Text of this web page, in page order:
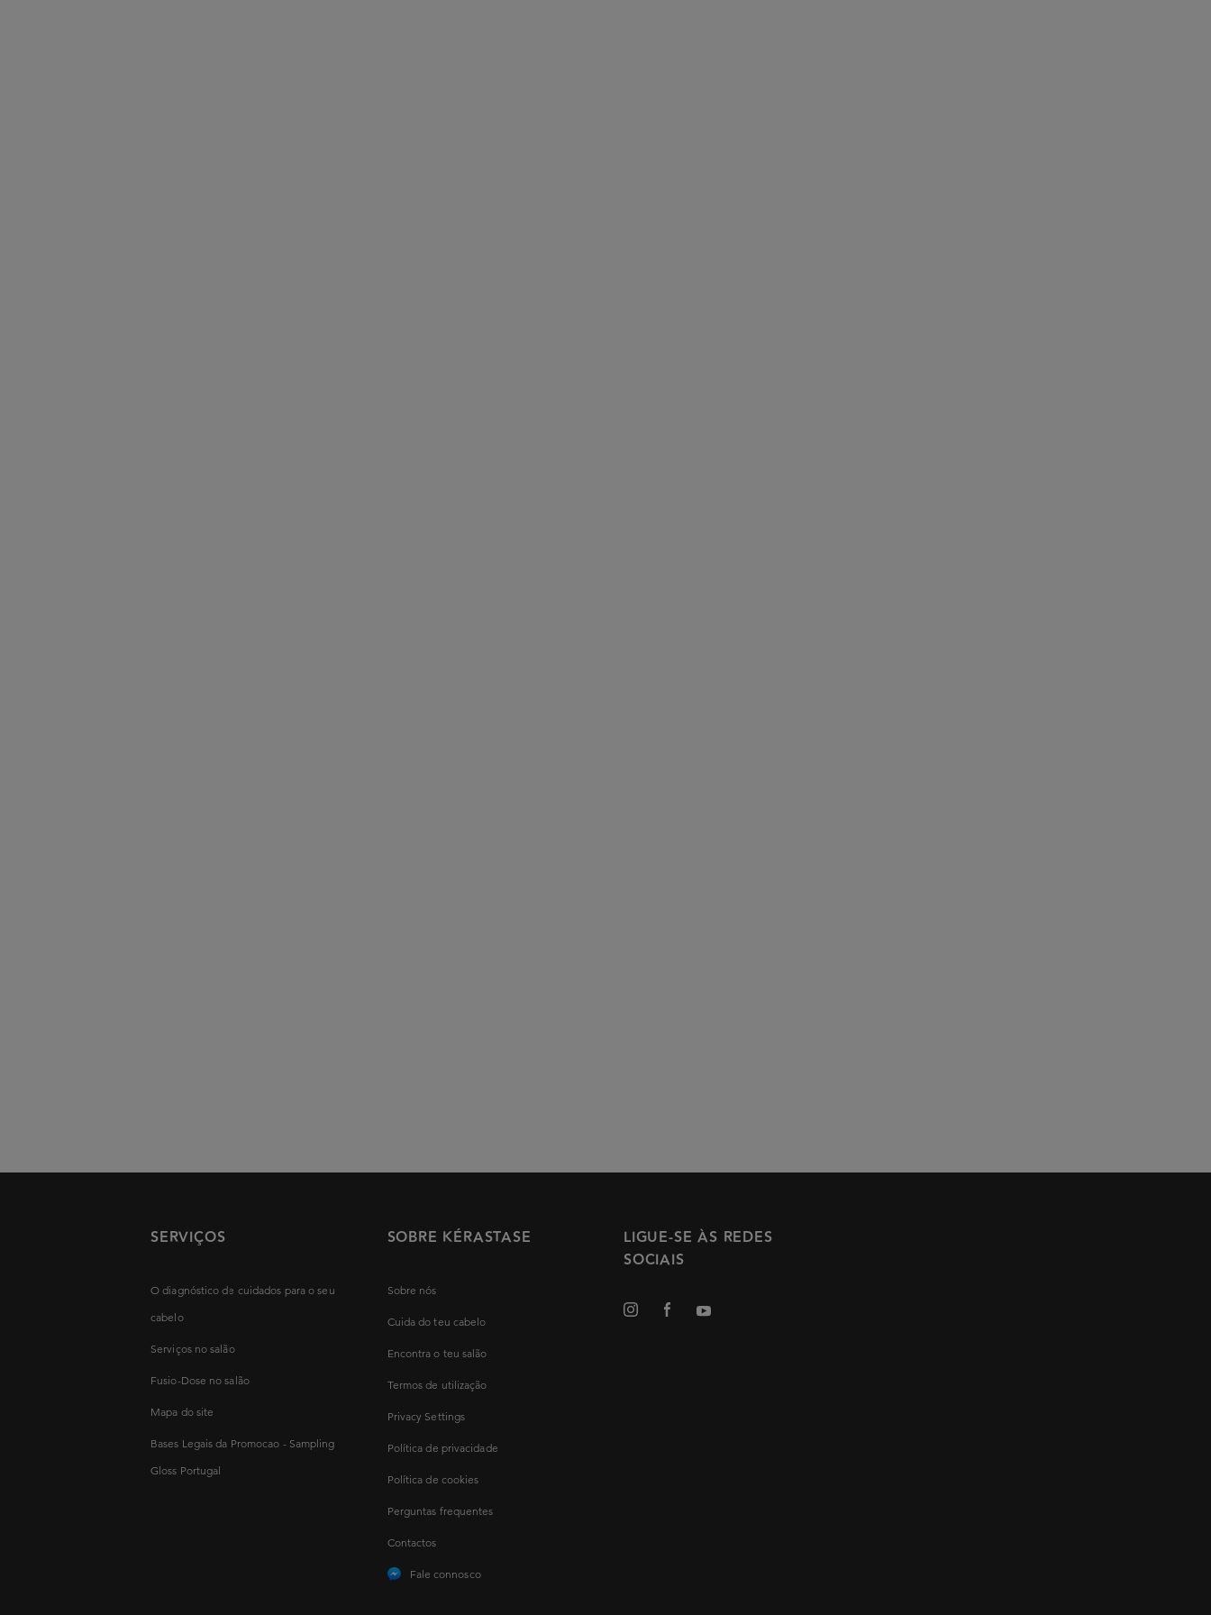
SERVIÇOS
O diagnóstico de cuidados para o seu
cabelo
Serviços no salão
Fusio-Dose no salão
Mapa do site
Bases Legais da Promocao - Sampling
Gloss Portugal
SOBRE KÉRASTASE
Sobre nós
Cuida do teu cabelo
Encontra o teu salão
Termos de utilização
Privacy Settings
Política de privacidade
Política de cookies
Perguntas frequentes
Contactos
Fale connosco
LIGUE-SE ÀS REDES
SOCIAIS